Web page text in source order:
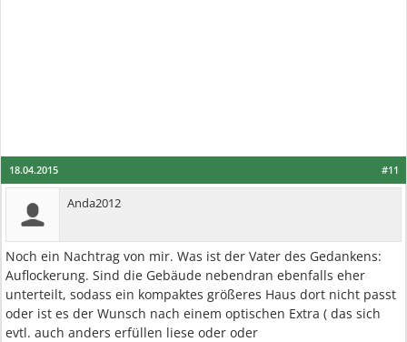
#11
18.04.2015
Anda2012
Noch ein Nachtrag von mir. Was ist der Vater des Gedankens:
Auflockerung. Sind die Gebäude nebendran ebenfalls eher
unterteilt, sodass ein kompaktes größeres Haus dort nicht passt
oder ist es der Wunsch nach einem optischen Extra ( das sich
evtl. auch anders erfüllen liese oder oder